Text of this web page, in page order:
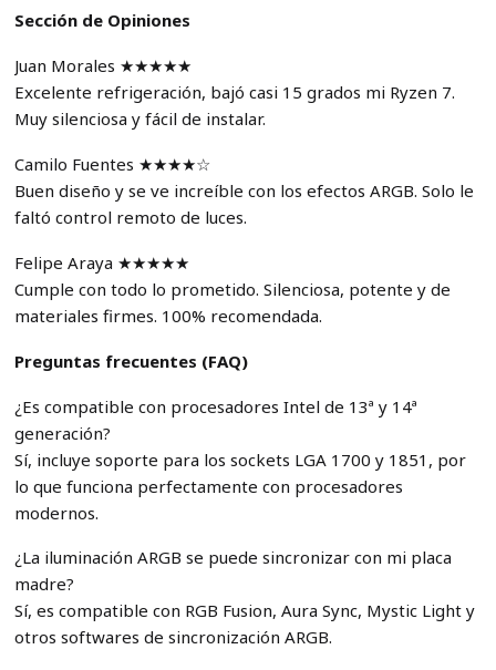
Sección de Opiniones
Juan Morales ★★★★★
Excelente refrigeración, bajó casi 15 grados mi Ryzen 7.
Muy silenciosa y fácil de instalar.
Camilo Fuentes ★★★★☆
Buen diseño y se ve increíble con los efectos ARGB. Solo le
faltó control remoto de luces.
Felipe Araya ★★★★★
Cumple con todo lo prometido. Silenciosa, potente y de
materiales firmes. 100% recomendada.
Preguntas frecuentes (FAQ)
¿Es compatible con procesadores Intel de 13ª y 14ª
generación?
Sí, incluye soporte para los sockets LGA 1700 y 1851, por
lo que funciona perfectamente con procesadores
modernos.
¿La iluminación ARGB se puede sincronizar con mi placa
madre?
Sí, es compatible con RGB Fusion, Aura Sync, Mystic Light y
otros softwares de sincronización ARGB.